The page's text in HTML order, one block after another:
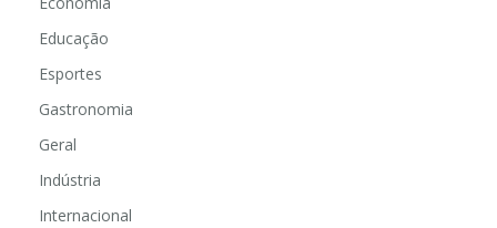
Educação
Esportes
Gastronomia
Geral
Indústria
Internacional